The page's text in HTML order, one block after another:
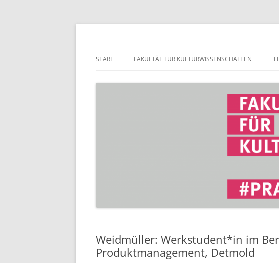
Zum
START FAKULTÄT FÜR KULTURWISSENSCHAFTEN
Weidmüller: Werkstudent*in im
Produktmanagement, Detmold